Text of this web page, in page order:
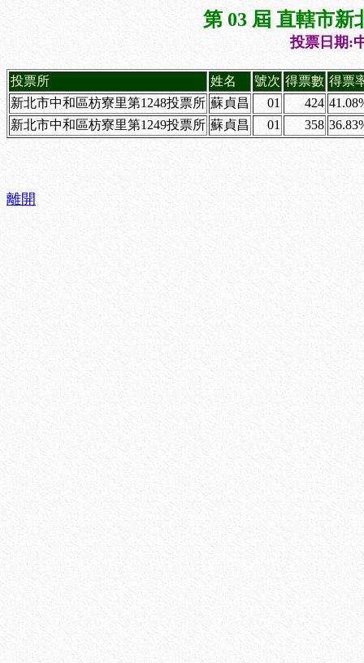
第 03 屆 直轄市新
投票日期:
投票所 姓名 號次 得票數 得票
新北市中和區枋寮里第1248投票所 蘇貞昌 01 424
新北市中和區枋寮里第1249投票所 蘇貞昌 01 358
離開